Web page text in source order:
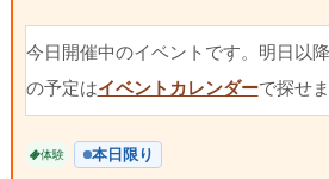
今日開催中のイベントです。明日以
の予定はイベントカレンダーで探せま
体験 本日限り